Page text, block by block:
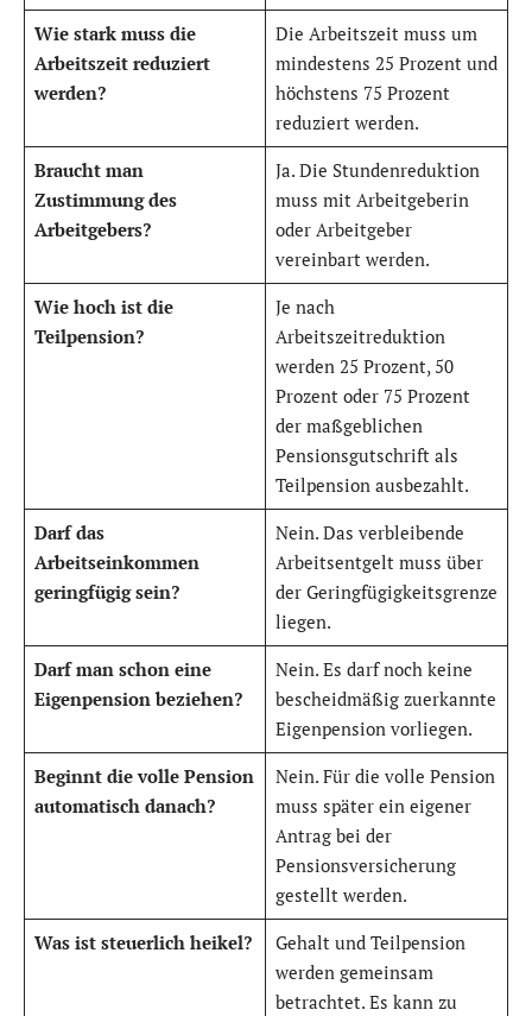
Wie stark muss die
Arbeitszeit reduziert
werden?
Die Arbeitszeit muss um
mindestens 25 Prozent und
höchstens 75 Prozent
reduziert werden.
Braucht man
Zustimmung des
Arbeitgebers?
Ja. Die Stundenreduktion
muss mit Arbeitgeberin
oder Arbeitgeber
vereinbart werden.
Wie hoch ist die
Teilpension?
Je nach
Arbeitszeitreduktion
werden 25 Prozent, 50
Prozent oder 75 Prozent
der maßgeblichen
Pensionsgutschrift als
Teilpension ausbezahlt.
Darf das
Arbeitseinkommen
geringfügig sein?
Nein. Das verbleibende
Arbeitsentgelt muss über
der Geringfügigkeitsgrenze
liegen.
Darf man schon eine
Eigenpension beziehen?
Nein. Es darf noch keine
bescheidmäßig zuerkannte
Eigenpension vorliegen.
Beginnt die volle Pension
automatisch danach?
Nein. Für die volle Pension
muss später ein eigener
Antrag bei der
Pensionsversicherung
gestellt werden.
Was ist steuerlich heikel?
Gehalt und Teilpension
werden gemeinsam
betrachtet. Es kann zu